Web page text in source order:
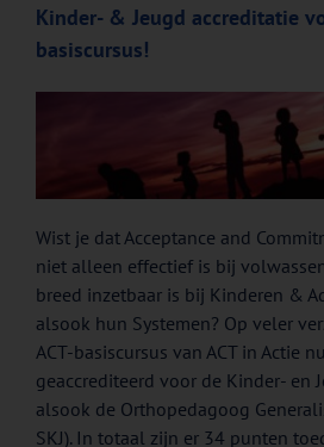
Kinder- & Jeugd accreditatie
basiscursus!
Wist je dat Acceptance and
niet alleen effectief is bij
breed inzetbaar is bij Kinderen &
alsook hun Systemen? Op veler
ACT-basiscursus van ACT in Actie
geaccrediteerd voor de Kinder- en
alsook de Orthopedagoog
SKJ). In totaal zijn er 34 punten